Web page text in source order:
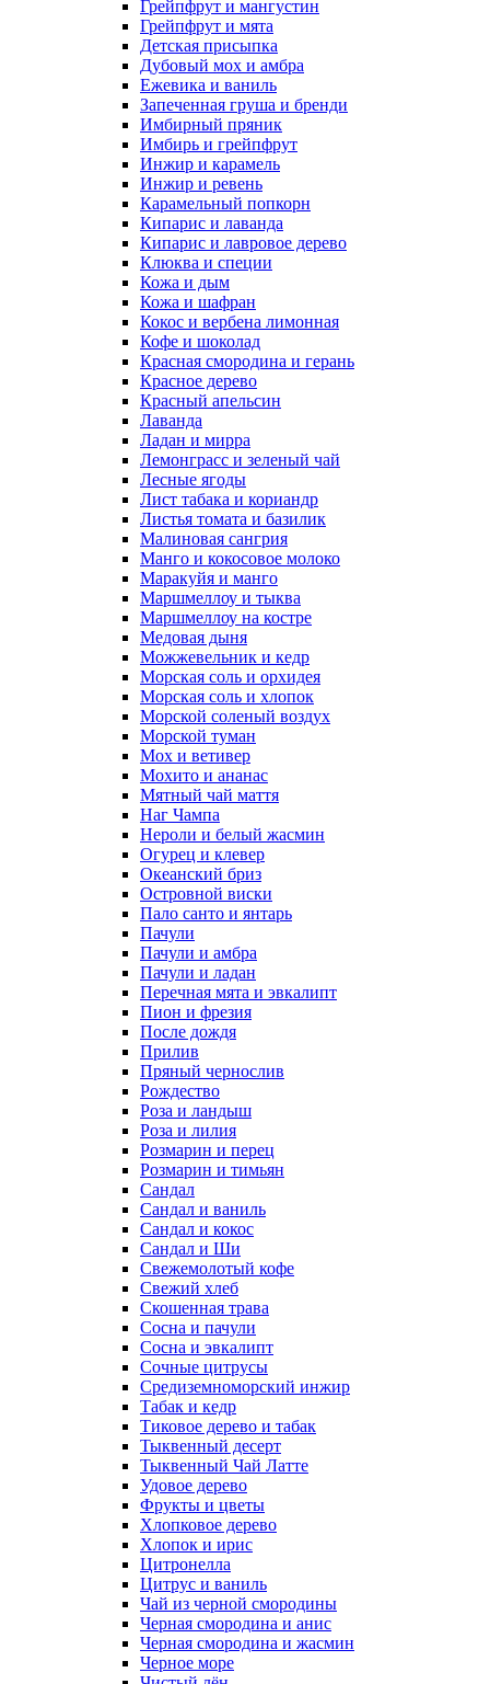
Грейпфрут и мангустин
Грейпфрут и мята
Детская присыпка
Дубовый мох и амбра
Ежевика и ваниль
Запеченная груша и бренди
Имбирный пряник
Имбирь и грейпфрут
Инжир и карамель
Инжир и ревень
Карамельный попкорн
Кипарис и лаванда
Кипарис и лавровое дерево
Клюква и специи
Кожа и дым
Кожа и шафран
Кокос и вербена лимонная
Кофе и шоколад
Красная смородина и герань
Красное дерево
Красный апельсин
Лаванда
Ладан и мирра
Лемонграсс и зеленый чай
Лесные ягоды
Лист табака и кориандр
Листья томата и базилик
Малиновая сангрия
Манго и кокосовое молоко
Маракуйя и манго
Маршмеллоу и тыква
Маршмеллоу на костре
Медовая дыня
Можжевельник и кедр
Морская соль и орхидея
Морская соль и хлопок
Морской соленый воздух
Морской туман
Мох и ветивер
Мохито и ананас
Мятный чай маття
Наг Чампа
Нероли и белый жасмин
Огурец и клевер
Океанский бриз
Островной виски
Пало санто и янтарь
Пачули
Пачули и амбра
Пачули и ладан
Перечная мята и эвкалипт
Пион и фрезия
После дождя
Прилив
Пряный чернослив
Рождество
Роза и ландыш
Роза и лилия
Розмарин и перец
Розмарин и тимьян
Сандал
Сандал и ваниль
Сандал и кокос
Сандал и Ши
Свежемолотый кофе
Свежий хлеб
Скошенная трава
Сосна и пачули
Сосна и эвкалипт
Сочные цитрусы
Средиземноморский инжир
Табак и кедр
Тиковое дерево и табак
Тыквенный десерт
Тыквенный Чай Латте
Удовое дерево
Фрукты и цветы
Хлопковое дерево
Хлопок и ирис
Цитронелла
Цитрус и ваниль
Чай из черной смородины
Черная смородина и анис
Черная смородина и жасмин
Черное море